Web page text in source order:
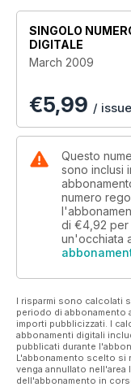
SINGOLO
DIGITALE
March 2009
€5,99 / issue
Questo
sono inclusi
numero
di €4,92 per
un'occhiata
I risparmi sono calcolati
periodo di abbonamento
importi pubblicizzati. I
abbonamenti digitali
pubblicati durante
L'abbonamento scelto si
venga annullato nell'area
dell'abbonamento in